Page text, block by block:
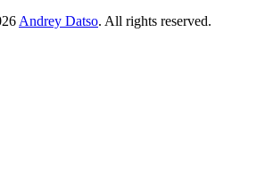
Andrey Datso. All rights reserved.